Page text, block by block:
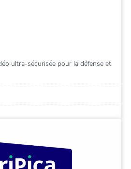
ultra-sécurisée pour la défense et